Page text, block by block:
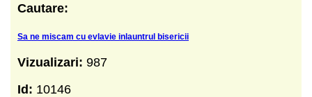
Cautare:
Sa ne mis­cam cu evlavie inlauntrul bisericii
Vizualizari: 987
Id: 10146